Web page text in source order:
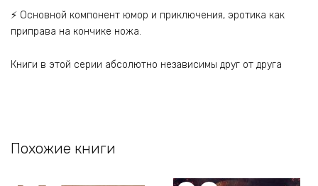
⚡ Основной компонент юмор и приключения, эротика как
приправа на кончике ножа.
Книги в этой серии абсолютно независимы друг от друга
Похожие книги